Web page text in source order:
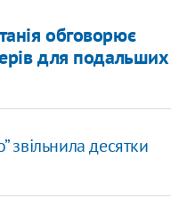
обговорює
для подальших
звільнила десятки